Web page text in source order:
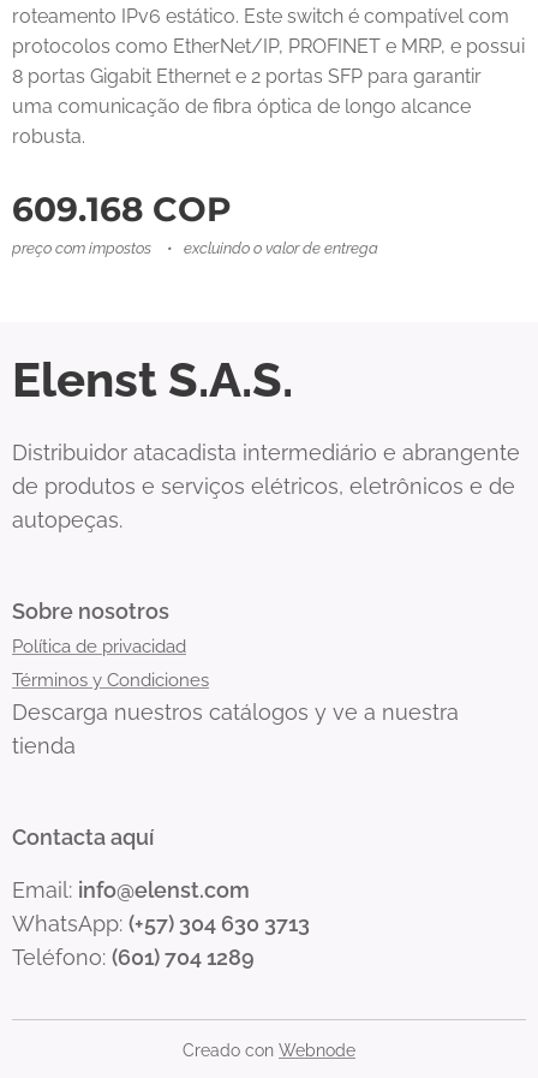
roteamento IPv6 estático. Este switch é compatível com
protocolos como EtherNet/IP, PROFINET e MRP, e possui
8 portas Gigabit Ethernet e 2 portas SFP para garantir
uma comunicação de fibra óptica de longo alcance
robusta.
609.168 COP
preço com impostos excluindo o valor de entrega
Elenst S.A.S.
Distribuidor atacadista intermediário e abrangente
de produtos e serviços elétricos, eletrônicos e de
autopeças.
Sobre nosotros
Política de privacidad
Términos y Condiciones
Descarga nuestros catálogos y ve a nuestra
tienda
Contacta aquí
Email: info@elenst.com
WhatsApp: (+57) 304 630 3713
Teléfono: (601) 704 1289
Creado con Webnode